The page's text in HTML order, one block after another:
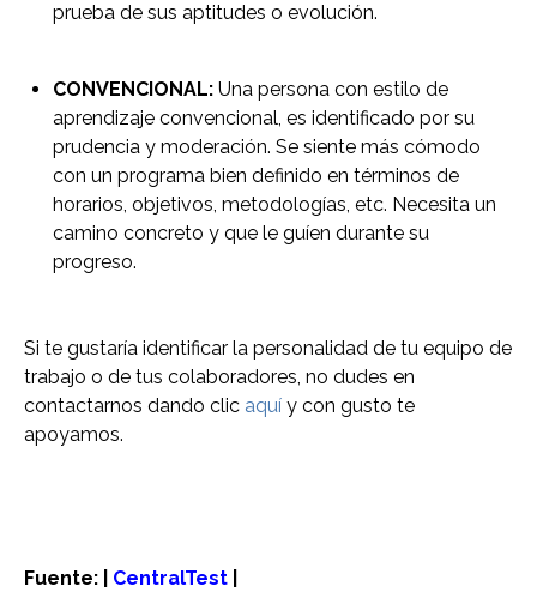
prueba de sus aptitudes o evolución.
CONVENCIONAL: Una persona con estilo de
aprendizaje convencional, es identificado por su
prudencia y moderación. Se siente más cómodo
con un programa bien definido en términos de
horarios, objetivos, metodologías, etc. Necesita un
camino concreto y que le guíen durante su
progreso.
Si te gustaría identificar la personalidad de tu equipo de
trabajo o de tus colaboradores, no dudes en
contactarnos dando clic aquí y con gusto te
apoyamos.
Fuente: | CentralTest